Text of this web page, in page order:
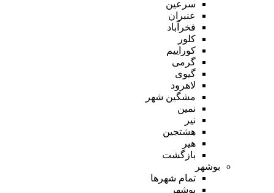
سرعین
عنبران
فخرآباد
کلور
کوراییم
گرمی
گیوی
لاهرود
مشگین شهر
نمین
نیر
هشتجین
هیر
بازگشت
بوشهر
تمام شهر‌ها
بوشهر